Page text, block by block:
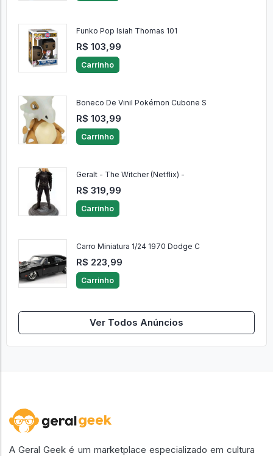
Funko Pop Isiah Thomas 101
R$ 103,99
Carrinho
Boneco De Vinil Pokémon Cubone S
R$ 103,99
Carrinho
Geralt - The Witcher (Netflix) -
R$ 319,99
Carrinho
Carro Miniatura 1/24 1970 Dodge C
R$ 223,99
Carrinho
Ver Todos Anúncios
A Geral Geek é um marketplace especializado em cultura